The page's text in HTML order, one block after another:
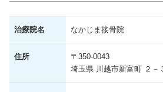
治療院名 なかじま接骨院
住所
〒350-0043
埼玉県 川越市新富町 ２－